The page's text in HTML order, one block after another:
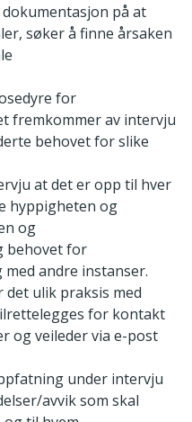
på at
søker å finne årsaken
for
fremkommer av intervju
behovet for slike
at det er opp til hver
hyppigheten og
og
behovet for
andre instanser.
ulik praksis med
for kontakt
og veileder via e-post
under intervju
avvik som skal